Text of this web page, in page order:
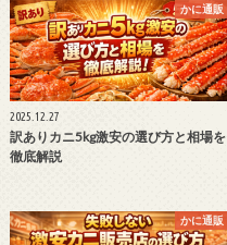
かに通販
2025.12.27
訳ありカニ5kg激安の選び方と相場を
徹底解説
かに通販